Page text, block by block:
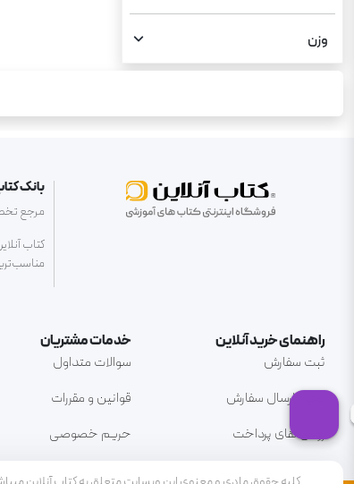
وزن
بانک
مرجع
کتاب
راهنمای خرید آنلاین
ثبت سفارش
نحوه ارسال سفارش
روش های پرداخت
خدمات مشتریان
سوالات متداول
قوانین و مقررات
حریم خصوصی